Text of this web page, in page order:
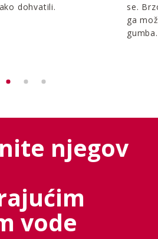
dohvatili.
se.
ga
gumba.
njegov
vode